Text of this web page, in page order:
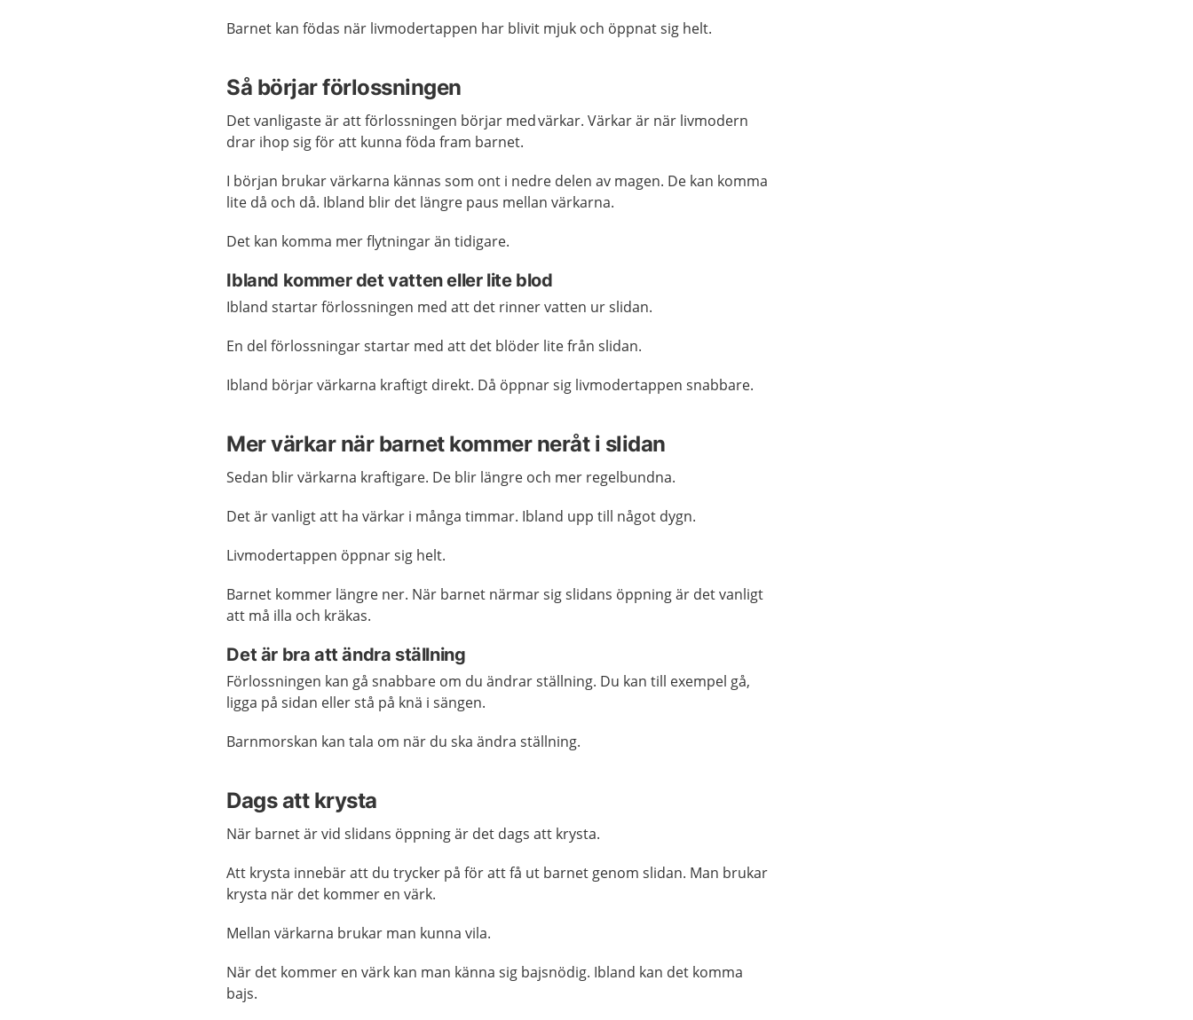
Barnet kan födas när livmodertappen har blivit mjuk och öppnat sig helt.
Så börjar förlossningen
Det vanligaste är att förlossningen börjar med värkar. Värkar är när livmodern
drar ihop sig för att kunna föda fram barnet.
I början brukar värkarna kännas som ont i nedre delen av magen. De kan komma
lite då och då. Ibland blir det längre paus mellan värkarna.
Det kan komma mer flytningar än tidigare.
Ibland kommer det vatten eller lite blod
Ibland startar förlossningen med att det rinner vatten ur slidan.
En del förlossningar startar med att det blöder lite från slidan.
Ibland börjar värkarna kraftigt direkt. Då öppnar sig livmodertappen snabbare.
Mer värkar när barnet kommer neråt i slidan
Sedan blir värkarna kraftigare. De blir längre och mer regelbundna.
Det är vanligt att ha värkar i många timmar. Ibland upp till något dygn.
Livmodertappen öppnar sig helt.
Barnet kommer längre ner. När barnet närmar sig slidans öppning är det vanligt
att må illa och kräkas.
Det är bra att ändra ställning
Förlossningen kan gå snabbare om du ändrar ställning. Du kan till exempel gå,
ligga på sidan eller stå på knä i sängen.
Barnmorskan kan tala om när du ska ändra ställning.
Dags att krysta
När barnet är vid slidans öppning är det dags att krysta.
Att krysta innebär att du trycker på för att få ut barnet genom slidan. Man brukar
krysta när det kommer en värk.
Mellan värkarna brukar man kunna vila.
När det kommer en värk kan man känna sig bajsnödig. Ibland kan det komma
bajs.